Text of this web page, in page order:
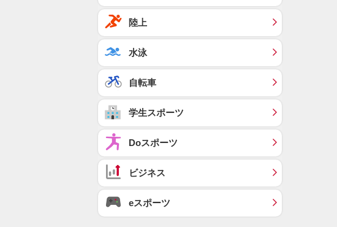
陸上
水泳
自転車
学生スポーツ
Doスポーツ
ビジネス
eスポーツ